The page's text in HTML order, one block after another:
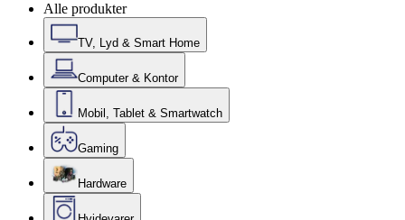
Alle produkter
TV, Lyd & Smart Home
Computer & Kontor
Mobil, Tablet & Smartwatch
Gaming
Hardware